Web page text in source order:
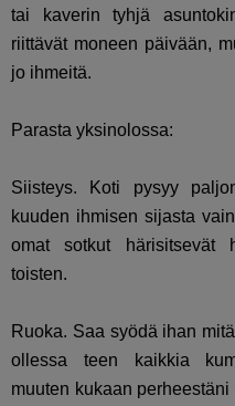
tai kaverin tyhjä
riittävät moneen päivään,
jo ihmeitä.
Parasta yksinolossa:
Siisteys. Koti pysyy
kuuden ihmisen sijasta
omat sotkut härisitsevät
toisten.
Ruoka. Saa syödä ihan
ollessa teen kaikkia
muuten kukaan